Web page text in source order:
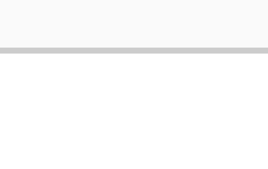
van essentiele
transactie
goedkeuring